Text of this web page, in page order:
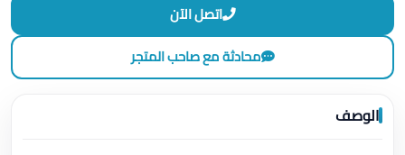
اتصل الآن
محادثة مع صاحب المتجر
الوصف